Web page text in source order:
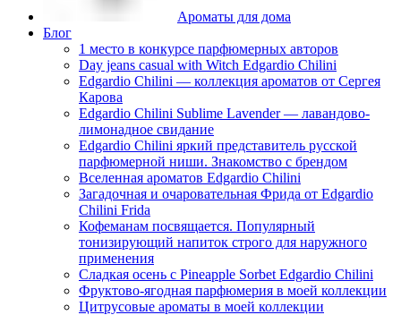
Ароматы для дома
Блог
1 место в конкурсе парфюмерных авторов
Day jeans casual with Witch Edgardio Chilini
Edgardio Chilini — коллекция ароматов от Сергея
Карова
Edgardio Chilini Sublime Lavender — лавандово-
лимонадное свидание
Edgardio Chilini яркий представитель русской
парфюмерной ниши. Знакомство с брендом
Вселенная ароматов Edgardio Chilini
Загадочная и очаровательная Фрида от Edgardio
Chilini Frida
Кофеманам посвящается. Популярный
тонизирующий напиток строго для наружного
применения
Сладкая осень с Pineapple Sorbet Edgardio Chilini
Фруктово-ягодная парфюмерия в моей коллекции
​Цитрусовые ароматы в моей коллекции